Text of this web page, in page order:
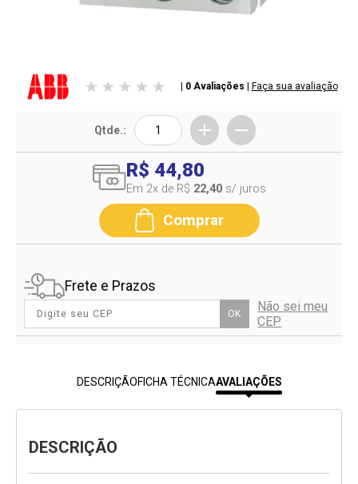
| 0 Avaliações Faça sua avaliação
Qtde.:
R$ 44,80
Em 2x de R$ 22,40 s/ juros
Comprar
Frete e Prazos
OK
Não sei meu
CEP
DESCRIÇÃOFICHA TÉCNICAAVALIAÇÕES
DESCRIÇÃO